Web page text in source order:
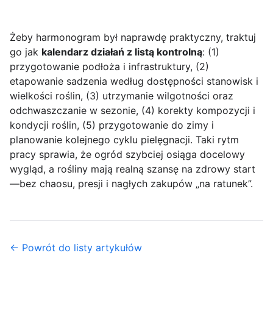
Żeby harmonogram był naprawdę praktyczny, traktuj
go jak kalendarz działań z listą kontrolną: (1)
przygotowanie podłoża i infrastruktury, (2)
etapowanie sadzenia według dostępności stanowisk i
wielkości roślin, (3) utrzymanie wilgotności oraz
odchwaszczanie w sezonie, (4) korekty kompozycji i
kondycji roślin, (5) przygotowanie do zimy i
planowanie kolejnego cyklu pielęgnacji. Taki rytm
pracy sprawia, że ogród szybciej osiąga docelowy
wygląd, a rośliny mają realną szansę na zdrowy start
—bez chaosu, presji i nagłych zakupów „na ratunek”.
← Powrót do listy artykułów